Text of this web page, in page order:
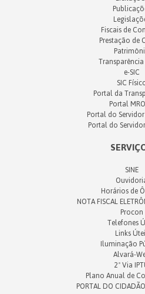
Fiscais de
Prestação de
e-SIC
SIC
Portal da
Portal
Portal do
Portal do
SINE
Horários de
NOTA FISCAL
Procon
Telefones
Links
Iluminação
Alvará-
2ª Via
Plano Anual de
PORTAL DO